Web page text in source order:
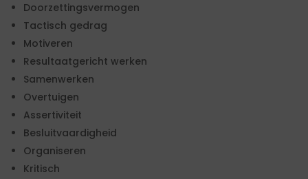
Doorzettingsvermogen
Tactisch gedrag
Motiveren
Resultaatgericht werken
Samenwerken
Overtuigen
Assertiviteit
Besluitvaardigheid
Organiseren
Kritisch